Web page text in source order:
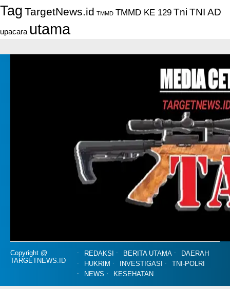
Tag TargetNews.id TMMD TMMD KE 129 Tni TNI AD
upacara utama
Copyright @
TARGETNEWS.ID
REDAKSI BERITA UTAMA
DAERAH
HUKRIM
INVESTIGASI
TNI-POLRI
NEWS
KESEHATAN